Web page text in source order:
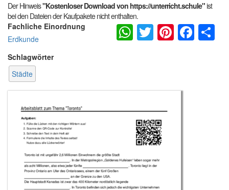
Der Hinweis"Kostenloser Download von https://unterricht.schule"ist
bei den Dateien der Kaufpakete nicht enthalten.
Fachliche Einordnung
Erdkunde
Schlagwörter
Städte
WhatsApp
Twitter